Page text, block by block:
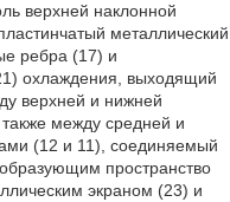
верхней наклонной
металлический
ребра (17) и
охлаждения, выходящий
верхней и нижней
между средней и
(12 и 11), соединяемый
пространство
экраном (23) и